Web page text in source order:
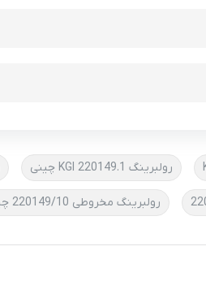
رولبرینگ 220149.1 KGI چینی
رولبرینگ مخروطی 220149/10 چینی